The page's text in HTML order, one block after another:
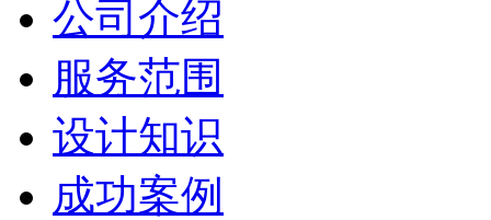
公司介绍
服务范围
设计知识
成功案例